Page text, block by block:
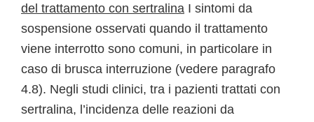
del trattamento con sertralina I sintomi da
sospensione osservati quando il trattamento
viene interrotto sono comuni, in particolare in
caso di brusca interruzione (vedere paragrafo
4.8). Negli studi clinici, tra i pazienti trattati con
sertralina, l’incidenza delle reazioni da